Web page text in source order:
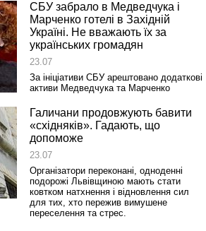
СБУ забрало в Медведчука і
Марченко готелі в Західній
Україні. Не вважають їх за
українських громадян
23.07
За ініціативи СБУ арештовано додаткові
активи Медведчука та Марченко
Галичани продовжують бавити
«східняків». Гадають, що
допоможе
23.07
Організатори переконані, одноденні
подорожі Львівщиною мають стати
ковтком натхнення і відновлення сил
для тих, хто пережив вимушене
переселення та стрес.